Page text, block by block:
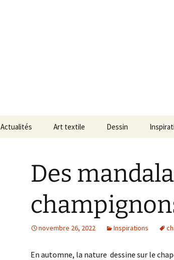
Actualités Art textile Dessin
Des
novembre 26, 2022 Inspirations
En automne, la nature dessine sur le